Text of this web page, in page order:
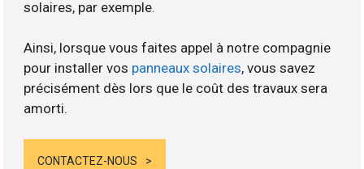
solaires, par exemple.
Ainsi, lorsque vous faites appel à notre compagnie
pour installer vos panneaux solaires, vous savez
précisément dès lors que le coût des travaux sera
amorti.
CONTACTEZ-NOUS